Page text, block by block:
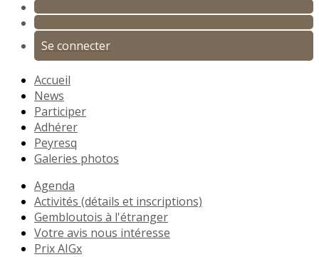
Se connecter
Accueil
News
Participer
Adhérer
Peyresq
Galeries photos
Agenda
Activités (détails et inscriptions)
Gembloutois à l'étranger
Votre avis nous intéresse
Prix AIGx